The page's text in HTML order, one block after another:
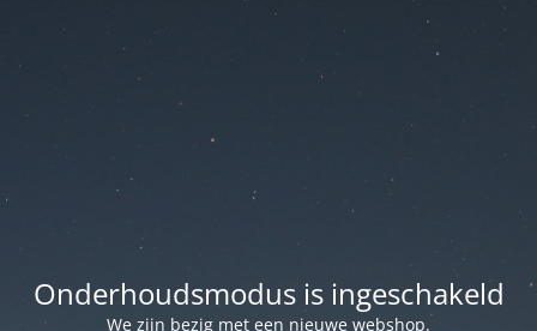
Onderhoudsmodus is ingeschakeld
We zijn bezig met een nieuwe webshop.